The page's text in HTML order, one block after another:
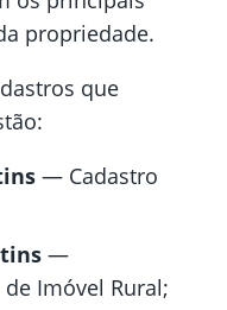
propriedade.
que
— Cadastro
—
Imóvel Rural;